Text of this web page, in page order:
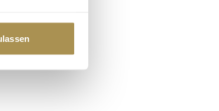
im
zu können